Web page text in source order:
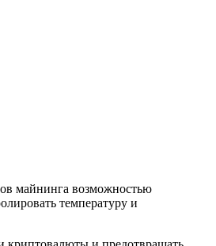
майнинга возможностью
температуру и